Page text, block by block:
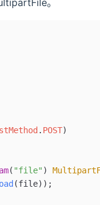
。
. POST)
( "file" )
(file));